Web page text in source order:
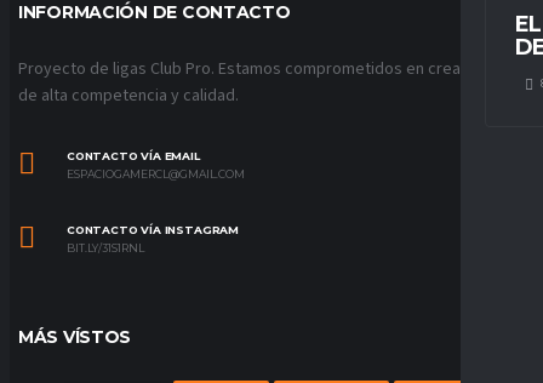
INFORMACIÓN DE CONTACTO
Proyecto de ligas Club Pro. Estamos comprometidos en crear ligas
de alta competencia y calidad.
CONTACTO VÍA EMAIL
ESPACIOGAMERCL@GMAIL.COM
CONTACTO VÍA INSTAGRAM
BIT.LY/31S1RNL
MÁS VÍSTOS